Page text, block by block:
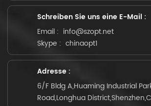
Schreiben Sie uns eine E-Mail :
Email : info@szopt.net
Skype : chinaopt1
Adresse :
6/F Bldg A,Huaming Industrial
Road,Longhua